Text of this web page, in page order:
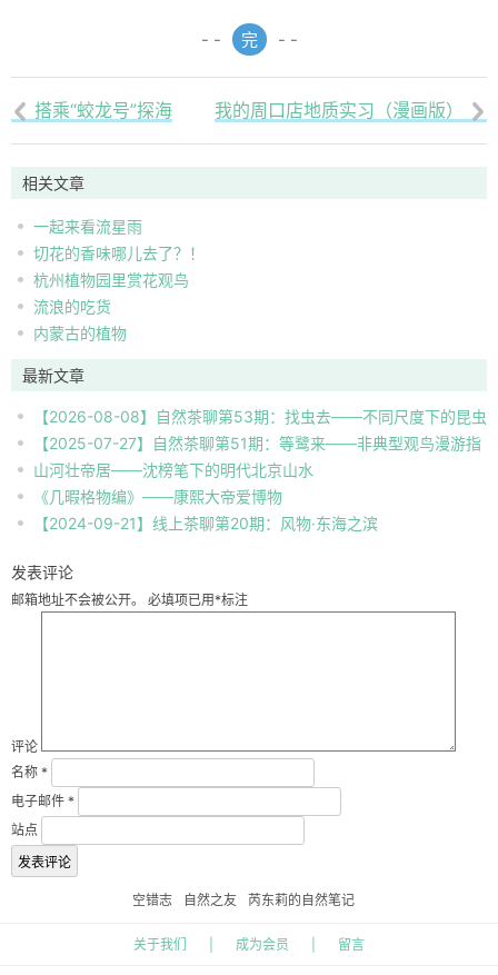
- - 完 - -
 搭乘“蛟龙号”探海 我的周口店地质实习（漫画版） 
相关文章
一起来看流星雨
切花的香味哪儿去了？！
杭州植物园里赏花观鸟
流浪的吃货
内蒙古的植物
最新文章
【2026-08-08】自然茶聊第53期：找虫去——不同尺度下的昆虫
自然观察
【2025-07-27】自然茶聊第51期：等鹭来——非典型观鸟漫游指
南
山河壮帝居——沈榜笔下的明代北京山水
《几暇格物编》——康熙大帝爱博物
【2024-09-21】线上茶聊第20期：风物·东海之滨
发表评论
邮箱地址不会被公开。 必填项已用*标注
评论
名称 *
电子邮件 *
站点
空错志 自然之友 芮东莉的自然笔记
关于我们 成为会员 留言